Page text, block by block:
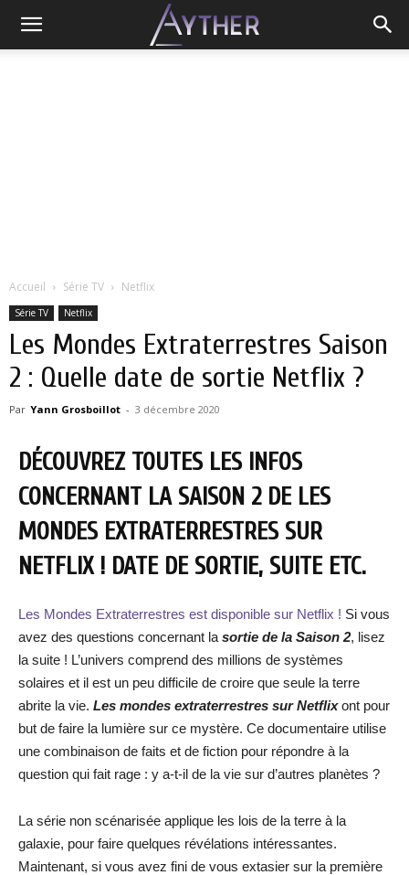
Accueil Série TV Netflix
Série TV Netflix
Les Mondes Extraterrestres Saison
2 : Quelle date de sortie Netflix ?
Par Yann Grosboillot - 3 décembre 2020
DÉCOUVREZ TOUTES LES INFOS
CONCERNANT LA SAISON 2 DE LES
MONDES EXTRATERRESTRES SUR
NETFLIX ! DATE DE SORTIE, SUITE ETC.
Les Mondes Extraterrestres est disponible sur Netflix ! Si vous
avez des questions concernant la sortie de la Saison 2, lisez
la suite ! L’univers comprend des millions de systèmes
solaires et il est un peu difficile de croire que seule la terre
abrite la vie. Les mondes extraterrestres sur Netflixont pour
but de faire la lumière sur ce mystère. Ce documentaire utilise
une combinaison de faits et de fiction pour répondre à la
question qui fait rage : y a-t-il de la vie sur d’autres planètes ?
La série non scénarisée applique les lois de la terre à la
galaxie, pour faire quelques révélations intéressantes.
Maintenant, si vous avez fini de vous extasier sur la première